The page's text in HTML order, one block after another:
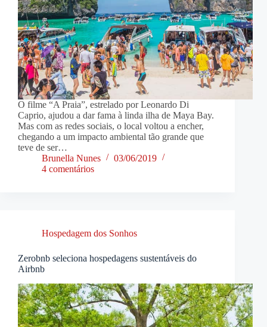
O filme “A Praia”, estrelado por Leonardo Di
Caprio, ajudou a dar fama à linda ilha de Maya Bay.
Mas com as redes sociais, o local voltou a encher,
chegando a um impacto ambiental tão grande que
teve de ser…
Brunella Nunes
03/06/2019
4 comentários
Hospedagem dos Sonhos
Zerobnb seleciona hospedagens sustentáveis do
Airbnb